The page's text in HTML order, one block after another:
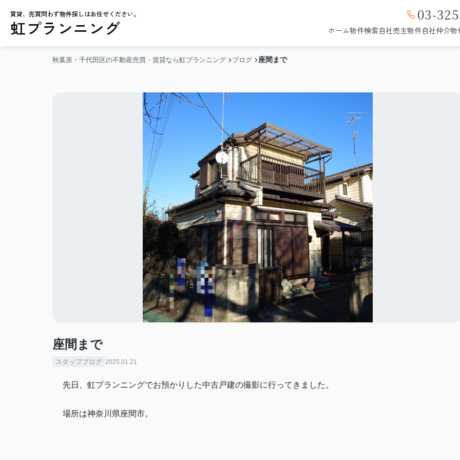
賃貸、売買問わず物件探しはお任せください。
虹プランニング
03-
ホーム物件検索 自社売主物件自社仲介物
秋葉原・千代田区の不動産売買・賃貸なら虹プランニング ブログ 座間まで
座間まで
スタッフブログ 2025.01.21
先日、虹プランニングでお預かりした中古戸建の撮影に行ってきました。
場所は神奈川県座間市。